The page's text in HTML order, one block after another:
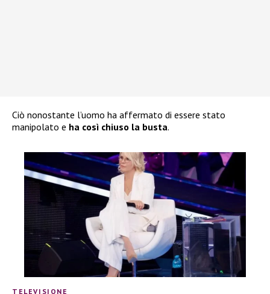
Ciò nonostante l’uomo ha affermato di essere stato
manipolato e ha così chiuso la busta.
TELEVISIONE